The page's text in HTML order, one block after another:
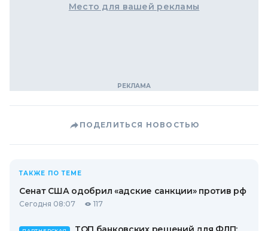
Место для вашей рекламы
ПОДЕЛИТЬСЯ НОВОСТЬЮ
ТАКЖЕ ПО ТЕМЕ
Сенат США одобрил «адские санкции» против рф
Сегодня 08:07 117